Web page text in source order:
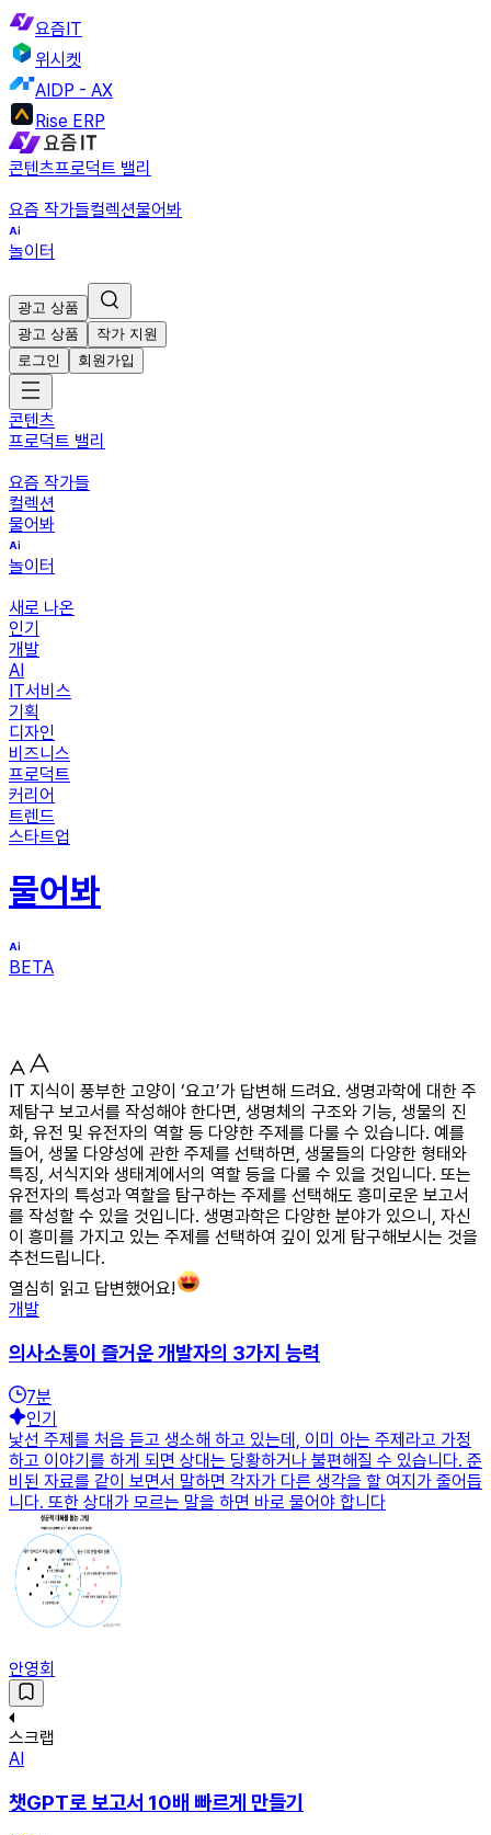
요즘IT
위시켓
AIDP - AX
Rise ERP
콘텐츠프로덕트 밸리
요즘 작가들컬렉션물어봐
놀이터
광고 상품
광고 상품
작가 지원
로그인
회원가입
콘텐츠
프로덕트 밸리
요즘 작가들
컬렉션
물어봐
놀이터
새로 나온
인기
개발
AI
IT서비스
기획
디자인
비즈니스
프로덕트
커리어
트렌드
스타트업
물어봐
BETA
IT 지식이 풍부한 고양이 ‘요고’가 답변해 드려요. 생명과학에 대한 주
제탐구 보고서를 작성해야 한다면, 생명체의 구조와 기능, 생물의 진
화, 유전 및 유전자의 역할 등 다양한 주제를 다룰 수 있습니다. 예를
들어, 생물 다양성에 관한 주제를 선택하면, 생물들의 다양한 형태와
특징, 서식지와 생태계에서의 역할 등을 다룰 수 있을 것입니다. 또는
유전자의 특성과 역할을 탐구하는 주제를 선택해도 흥미로운 보고서
를 작성할 수 있을 것입니다. 생명과학은 다양한 분야가 있으니, 자신
이 흥미를 가지고 있는 주제를 선택하여 깊이 있게 탐구해보시는 것을
추천드립니다.
열심히 읽고 답변했어요!
개발
의사소통이 즐거운 개발자의 3가지 능력
7분
인기
낯선 주제를 처음 듣고 생소해 하고 있는데, 이미 아는 주제라고 가정
하고 이야기를 하게 되면 상대는 당황하거나 불편해질 수 있습니다. 준
비된 자료를 같이 보면서 말하면 각자가 다른 생각을 할 여지가 줄어듭
니다. 또한 상대가 모르는 말을 하면 바로 물어야 합니다
안영회
스크랩
AI
챗GPT로 보고서 10배 빠르게 만들기